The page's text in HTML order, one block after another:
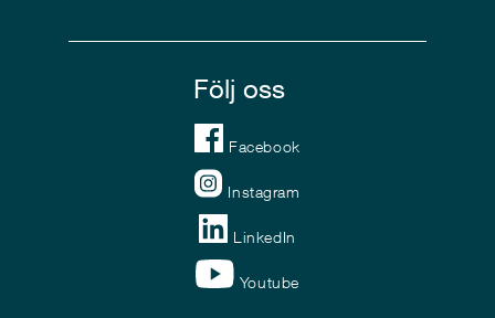
Följ oss
Facebook
Instagram
LinkedIn
Youtube